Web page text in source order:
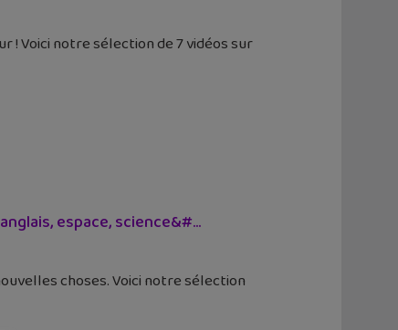
! Voici notre sélection de 7 vidéos sur
espace, science&#...
choses. Voici notre sélection